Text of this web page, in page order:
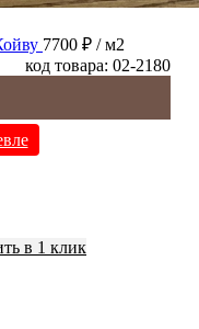
7700 ₽ / м2
код товара: 02-2180
в 1 клик